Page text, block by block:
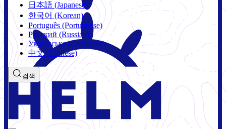
日本語 (Japanese)
한국어 (Korean)
Português (Portuguese)
Русский (Russian)
Українська (Ukrainian)
中文 (Chinese)
검색